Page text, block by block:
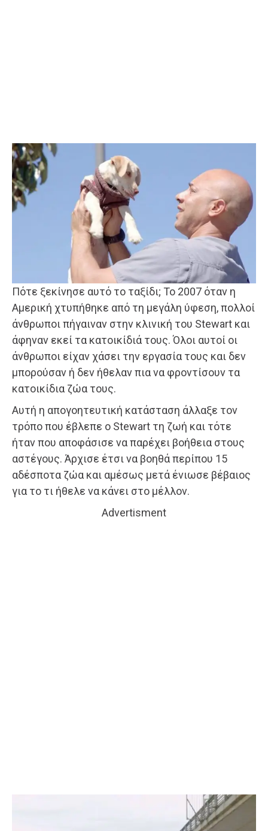
Πότε ξεκίνησε αυτό το ταξίδι; Το 2007 όταν η
Αμερική χτυπήθηκε από τη μεγάλη ύφεση, πολλοί
άνθρωποι πήγαιναν στην κλινική του Stewart και
άφηναν εκεί τα κατοικίδιά τους. Όλοι αυτοί οι
άνθρωποι είχαν χάσει την εργασία τους και δεν
μπορούσαν ή δεν ήθελαν πια να φροντίσουν τα
κατοικίδια ζώα τους.
Αυτή η απογοητευτική κατάσταση άλλαξε τον
τρόπο που έβλεπε ο Stewart τη ζωή και τότε
ήταν που αποφάσισε να παρέχει βοήθεια στους
αστέγους. Άρχισε έτσι να βοηθά περίπου 15
αδέσποτα ζώα και αμέσως μετά ένιωσε βέβαιος
για το τι ήθελε να κάνει στο μέλλον.
Advertisment